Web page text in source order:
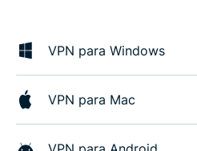
VPN para Windows
VPN para Mac